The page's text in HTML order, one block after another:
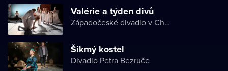
Valérie a týden divů
Západočeské divadlo v Chebu
Šikmý kostel
Divadlo Petra Bezruče